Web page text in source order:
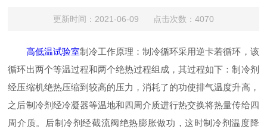
更新时间：2021-06-09 点击次数：4070
高低温试验室制冷工作原理：制冷循环采用逆卡若循环，该
循环出两个等温过程和两个绝热过程组成，其过程如下：制冷剂
经压缩机绝热压缩到较高的压力，消耗了的功使排气温度升高，
之后制冷剂经冷凝器等温地和四周介质进行热交换将热量传给四
周介质。后制冷剂经截流阀绝热膨胀做功，这时制冷剂温度降